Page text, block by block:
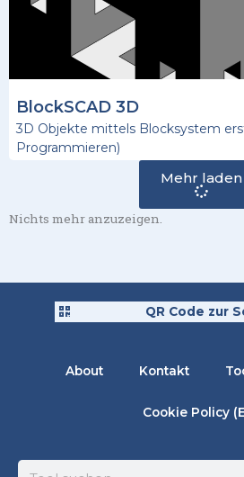
BlockSCAD 3D
3D Objekte mittels Blocksystem
Programmieren)
Mehr laden
Nichts mehr anzuzeigen.
QR Code zur
About Kontakt
Cookie Policy